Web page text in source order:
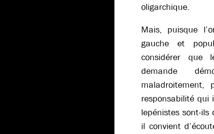
oligarchique.
Mais, puisque
gauche et
considérer que
demande
maladroitement,
responsabilité qui
lepénistes sont-
il convient